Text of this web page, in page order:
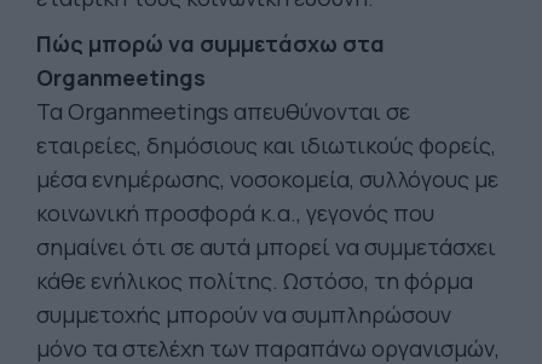
Πώς μπορώ να συμμετάσχω στα
Organmeetings
Τα Organmeetings απευθύνονται σε
εταιρείες, δημόσιους και ιδιωτικούς φορείς,
μέσα ενημέρωσης, νοσοκομεία, συλλόγους με
κοινωνική προσφορά κ.α., γεγονός που
σημαίνει ότι σε αυτά μπορεί να συμμετάσχει
κάθε ενήλικος πολίτης. Ωστόσο, τη φόρμα
συμμετοχής μπορούν να συμπληρώσουν
μόνο τα στελέχη των παραπάνω οργανισμών,